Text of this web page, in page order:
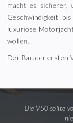
macht es sicherer,
Geschwindigkeit
luxuriöse
wollen.
Der Bau der ersten
Die V50 sollte